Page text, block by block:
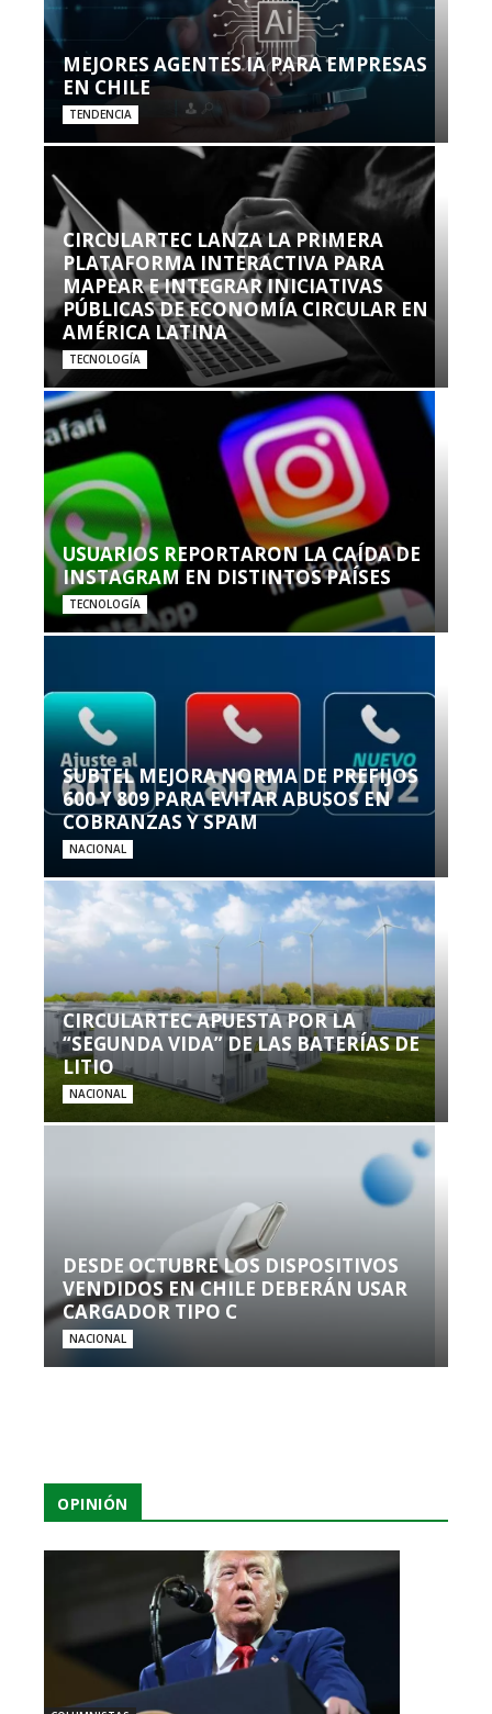
MEJORES AGENTES IA PARA EMPRESAS
EN CHILE
TENDENCIA
CIRCULARTEC LANZA LA PRIMERA
PLATAFORMA INTERACTIVA PARA
MAPEAR E INTEGRAR INICIATIVAS
PÚBLICAS DE ECONOMÍA CIRCULAR EN
AMÉRICA LATINA
TECNOLOGÍA
USUARIOS REPORTARON LA CAÍDA DE
INSTAGRAM EN DISTINTOS PAÍSES
TECNOLOGÍA
SUBTEL MEJORA NORMA DE PREFIJOS
600 Y 809 PARA EVITAR ABUSOS EN
COBRANZAS Y SPAM
NACIONAL
CIRCULARTEC APUESTA POR LA
“SEGUNDA VIDA” DE LAS BATERÍAS DE
LITIO
NACIONAL
DESDE OCTUBRE LOS DISPOSITIVOS
VENDIDOS EN CHILE DEBERÁN USAR
CARGADOR TIPO C
NACIONAL
OPINIÓN